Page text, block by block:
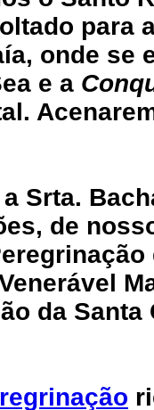
para
onde se
e a
Srta.
de
da Santa